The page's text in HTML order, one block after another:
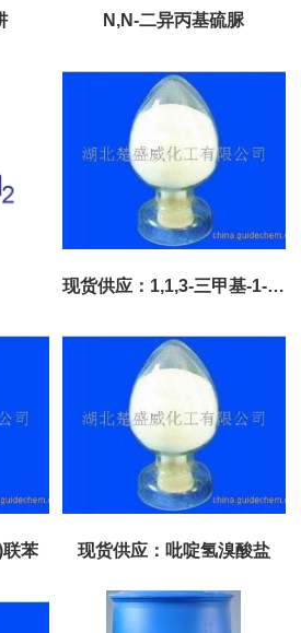
N,N-二异丙基硫脲
现货供应：1,1,3-三甲基-1-苯
苯 现货供应：吡啶氢溴酸盐